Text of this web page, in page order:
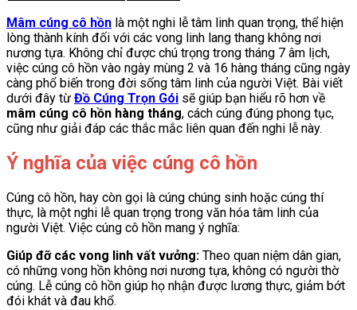
Mâm cúng cô hồn là một nghi lễ tâm linh quan trọng, thể hiện
lòng thành kính đối với các vong linh lang thang không nơi
nương tựa. Không chỉ được chú trọng trong tháng 7 âm lịch,
việc cúng cô hồn vào ngày mùng 2 và 16 hàng tháng cũng ngày
càng phổ biến trong đời sống tâm linh của người Việt. Bài viết
dưới đây từ Đồ Cúng Trọn Gói sẽ giúp bạn hiểu rõ hơn về
mâm cúng cô hồn hàng tháng, cách cúng đúng phong tục,
cũng như giải đáp các thắc mắc liên quan đến nghi lễ này.
Ý nghĩa của việc cúng cô hồn
Cúng cô hồn, hay còn gọi là cúng chúng sinh hoặc cúng thí
thực, là một nghi lễ quan trọng trong văn hóa tâm linh của
người Việt. Việc cúng cô hồn mang ý nghĩa:
Giúp đỡ các vong linh vất vưởng: Theo quan niệm dân gian,
có những vong hồn không nơi nương tựa, không có người thờ
cúng. Lễ cúng cô hồn giúp họ nhận được lương thực, giảm bớt
đói khát và đau khổ.